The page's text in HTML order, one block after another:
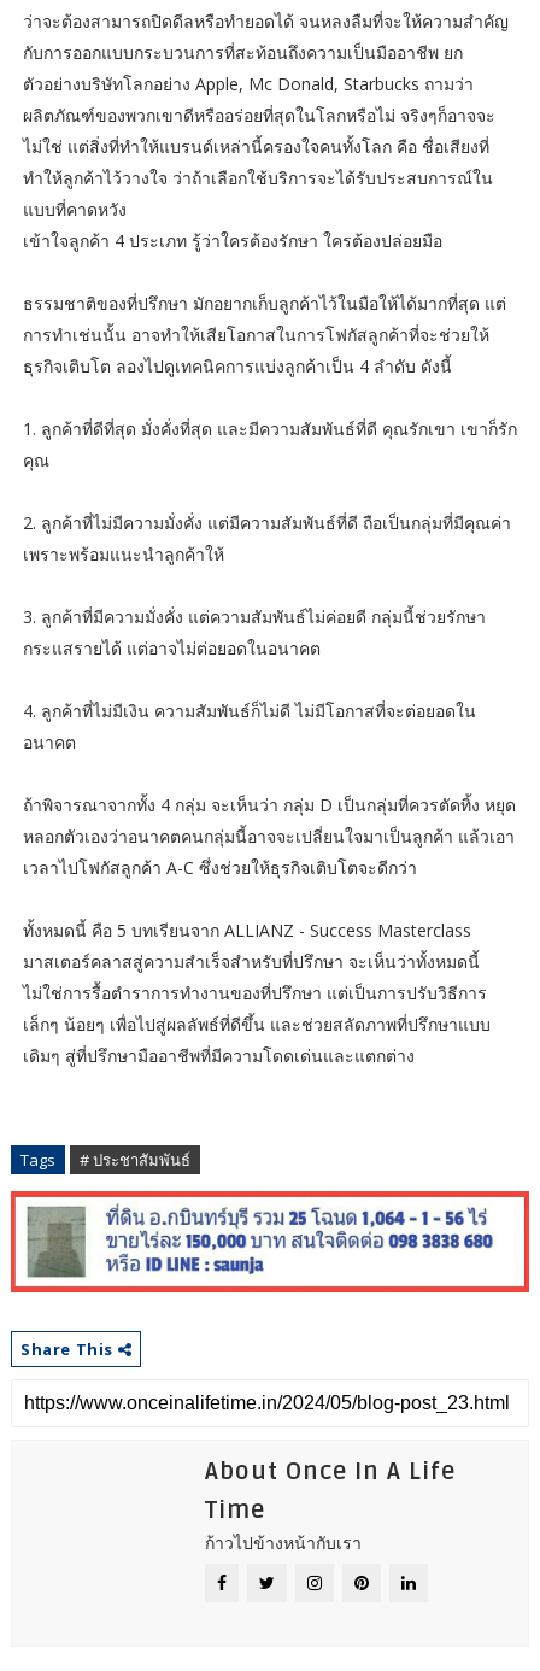
ว่าจะต้องสามารถปิดดีลหรือทำยอดได้ จนหลงลืมที่จะให้ความสำคัญ
กับการออกแบบกระบวนการที่สะท้อนถึงความเป็นมืออาชีพ ยก
ตัวอย่างบริษัทโลกอย่าง Apple, Mc Donald, Starbucks ถามว่า
ผลิตภัณฑ์ของพวกเขาดีหรืออร่อยที่สุดในโลกหรือไม่ จริงๆก็อาจจะ
ไม่ใช่ แต่สิ่งที่ทำให้แบรนด์เหล่านี้ครองใจคนทั้งโลก คือ ชื่อเสียงที่
ทำให้ลูกค้าไว้วางใจ ว่าถ้าเลือกใช้บริการจะได้รับประสบการณ์ใน
แบบที่คาดหวัง
เข้าใจลูกค้า 4 ประเภท รู้ว่าใครต้องรักษา ใครต้องปล่อยมือ
ธรรมชาติของที่ปรึกษา มักอยากเก็บลูกค้าไว้ในมือให้ได้มากที่สุด แต่
การทำเช่นนั้น อาจทำให้เสียโอกาสในการโฟกัสลูกค้าที่จะช่วยให้
ธุรกิจเติบโต ลองไปดูเทคนิคการแบ่งลูกค้าเป็น 4 ลำดับ ดังนี้
1. ลูกค้าที่ดีที่สุด มั่งคั่งที่สุด และมีความสัมพันธ์ที่ดี คุณรักเขา เขาก็รัก
คุณ
2. ลูกค้าที่ไม่มีความมั่งคั่ง แต่มีความสัมพันธ์ที่ดี ถือเป็นกลุ่มที่มีคุณค่า
เพราะพร้อมแนะนำลูกค้าให้
3. ลูกค้าที่มีความมั่งคั่ง แต่ความสัมพันธ์ไม่ค่อยดี กลุ่มนี้ช่วยรักษา
กระแสรายได้ แต่อาจไม่ต่อยอดในอนาคต
4. ลูกค้าที่ไม่มีเงิน ความสัมพันธ์ก็ไม่ดี ไม่มีโอกาสที่จะต่อยอดใน
อนาคต
ถ้าพิจารณาจากทั้ง 4 กลุ่ม จะเห็นว่า กลุ่ม D เป็นกลุ่มที่ควรตัดทิ้ง หยุด
หลอกตัวเองว่าอนาคตคนกลุ่มนี้อาจจะเปลี่ยนใจมาเป็นลูกค้า แล้วเอา
เวลาไปโฟกัสลูกค้า A-C ซึ่งช่วยให้ธุรกิจเติบโตจะดีกว่า
ทั้งหมดนี้ คือ 5 บทเรียนจาก ALLIANZ - Success Masterclass
มาสเตอร์คลาสสู่ความสำเร็จสำหรับที่ปรึกษา จะเห็นว่าทั้งหมดนี้
ไม่ใช่การรื้อตำราการทำงานของที่ปรึกษา แต่เป็นการปรับวิธีการ
เล็กๆ น้อยๆ เพื่อไปสู่ผลลัพธ์ที่ดีขึ้น และช่วยสลัดภาพที่ปรึกษาแบบ
เดิมๆ สู่ที่ปรึกษามืออาชีพที่มีความโดดเด่นและแตกต่าง
Tags # ประชาสัมพันธ์
Share This
About Once In A Life
Time
ก้าวไปข้างหน้ากับเรา